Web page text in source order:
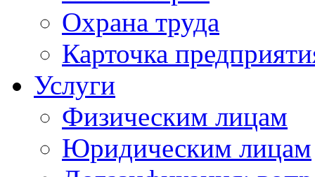
Охрана труда
Карточка
Услуги
Физическим лицам
Юридическим лицам